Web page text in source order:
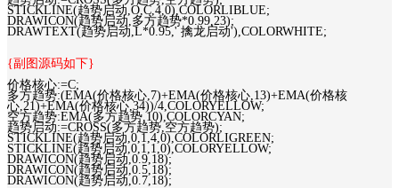
STICKLINE(趋势启动,O,C,4,0),COLORLIBLUE;
DRAWICON(趋势启动,多方趋势*0.99,23);
DRAWTEXT(趋势启动,L*0.95,' 擒龙启动'),COLORWHITE;
{副图源码如下}
价格核心:=C;
多方趋势:(EMA(价格核心,7)+EMA(价格核心,13)+EMA(价格核
心,21)+EMA(价格核心,34))/4,COLORYELLOW;
空方趋势:EMA(多方趋势,10),COLORCYAN;
趋势启动:=CROSS(多方趋势,空方趋势);
STICKLINE(趋势启动,0,1,4,0),COLORLIGREEN;
STICKLINE(趋势启动,0,1,1,0),COLORYELLOW;
DRAWICON(趋势启动,0.9,18);
DRAWICON(趋势启动,0.5,18);
DRAWICON(趋势启动,0.7,18);